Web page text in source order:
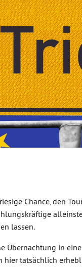
Chance, den
lassen.
Übernachtung in
hier tatsächlich